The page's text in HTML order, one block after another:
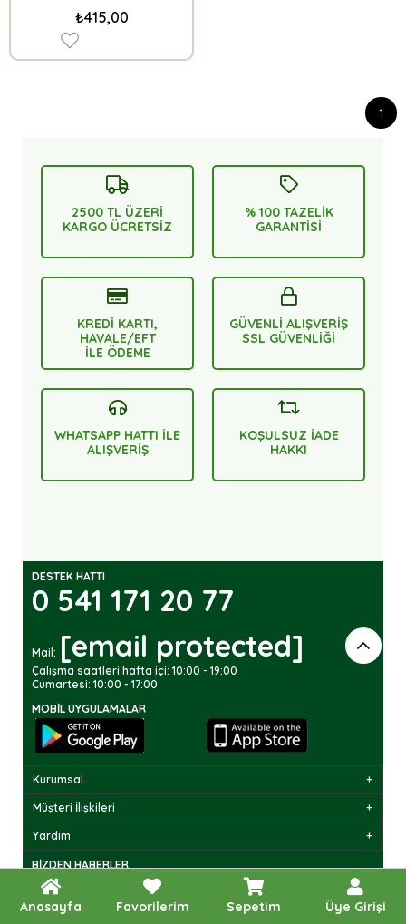
₺415,00
1
2500 TL ÜZERİ
KARGO ÜCRETSİZ
% 100 TAZELİK
GARANTİSİ
KREDİ KARTI,
HAVALE/EFT
İLE ÖDEME
GÜVENLİ ALIŞVERİŞ
SSL GÜVENLİĞİ
WHATSAPP HATTI İLE
ALIŞVERİŞ
KOŞULSUZ İADE
HAKKI
DESTEK HATTI
0 541 171 20 77
Mail: [email protected]
Çalışma saatleri hafta içi: 10:00 - 19:00
Cumartesi: 10:00 - 17:00
MOBIL UYGULAMALAR
Kurumsal
Müşteri İlişkileri
Yardım
BIZDEN HABERLER
Bültenimize Üye Olun ! Tüm İndirim ve Fırsatlardan İlk Sizin
Haberiniz Olsun !
Anasayfa Favorilerim Sepetim Üye Girişi